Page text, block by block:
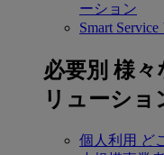
ーション
Smart Service
必要別 様々
リューショ
個人利用 ど